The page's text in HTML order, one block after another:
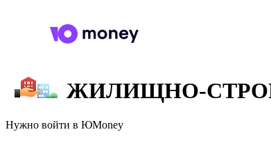
ЖИЛИЩНО-
Нужно войти в ЮMoney